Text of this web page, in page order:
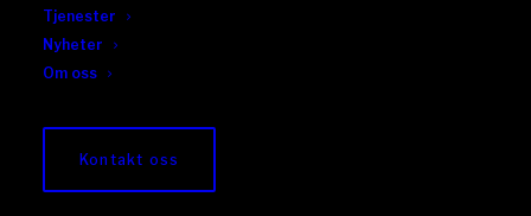
Tjenester
Nyheter
Om oss
Kontakt oss